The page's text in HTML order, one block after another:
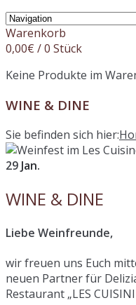
Warenkorb
0,00€ / 0 Stück
Keine Produkte im
WINE & DINE
Sie befinden sich hier:
29 Jan.
WINE & DINE
Liebe Weinfreunde,
wir freuen uns Euch
neuen Partner für
Restaurant „LES